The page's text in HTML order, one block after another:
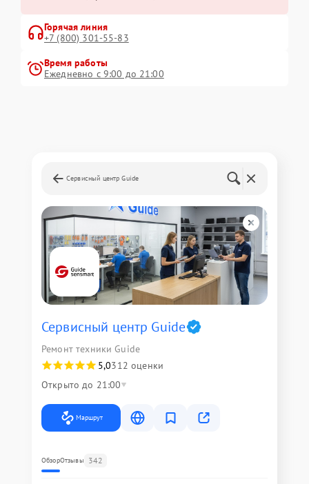
Горячая линия
+7 (800) 301-55-83
Время работы
Ежедневно с 9:00 до 21:00
Сервисный центр Guide
Сервисный центр Guide
Ремонт техники Guide
5,0312 оценки
Открыто до 21:00
Маршрут
ОбзорОтзывы 342